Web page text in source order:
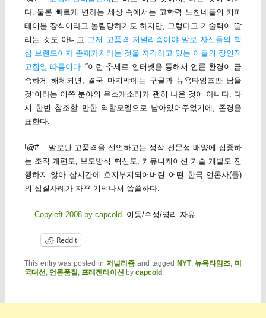
다. 물론 빠르게 변하는 세상 속에서는 고학력 노친네들의 커피
테이블 장식이라고 놀림당하기도 하지만, 그렇다고 기술력이 딸
리는 것도 아니고 그저 고품격 저널리즘이야 말로 자신들의 핵
심 브랜드이자 존재가치라는 것을 자각하고 있는 이들의 장인적
고집일 따름이다. “이런 추세로 인터넷을 통해서 언론 환경이 급
속하게 해체되면, 결국 마지막에는 구글과 뉴욕타임즈만 남을
것”이라는 이쪽 분야의 우스개소리가 괜히 나온 것이 아니다. 다
시 한번 참조할 만한 역할모델으로 남아있어주었기에, 존경을
표한다.
!@#… 말로만 고품격을 선언하고는 정작 전문성 배양에 집중하
는 조직 개편도, 보도방식 혁신도, 커뮤니케이션 기술 개발도 진
행하지 않아 삽시간에 흐지부지되어버린 어떤 한국 언론사(들)
의 삽질사례가 자꾸 기억나서 씁쓸하다.
— Copyleft 2008 by capcold. 이동/수정/영리 자유 —
Reddit
This entry was posted in 저널리즘 and tagged NYT, 뉴욕타임즈, 미
국대선, 언론품질, 프레젠테이션 by capcold .